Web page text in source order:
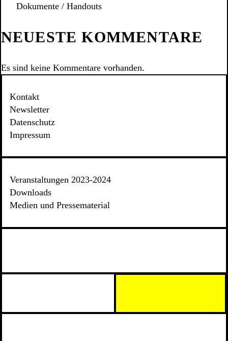
Dokumente / Handouts
NEUESTE KOMMENTARE
Es sind keine Kommentare vorhanden.
Kontakt
Newsletter
Datenschutz
Impressum
Veranstaltungen 2023-2024
Downloads
Medien und Pressematerial